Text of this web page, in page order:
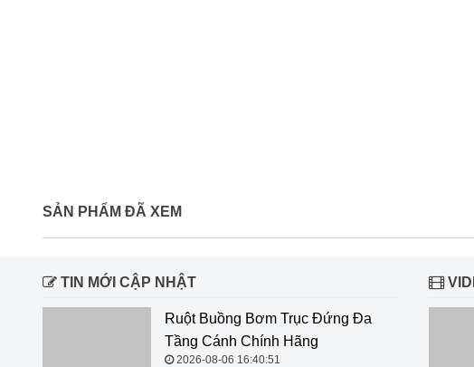
SẢN PHẨM ĐÃ XEM
TIN MỚI CẬP NHẬT
Ruột Buồng Bơm Trục Đứng Đa
Tầng Cánh Chính Hãng
2026-08-06 16:40:51